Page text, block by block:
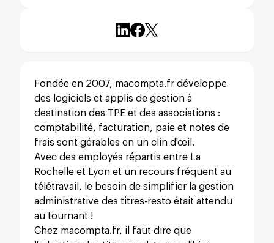
Fondée en 2007, macompta.fr développe
des logiciels et applis de gestion à
destination des TPE et des associations :
comptabilité, facturation, paie et notes de
frais sont gérables en un clin d'œil.
Avec des employés répartis entre La
Rochelle et Lyon et un recours fréquent au
télétravail, le besoin de simplifier la gestion
administrative des titres-resto était attendu
au tournant !
Chez macompta.fr, il faut dire que